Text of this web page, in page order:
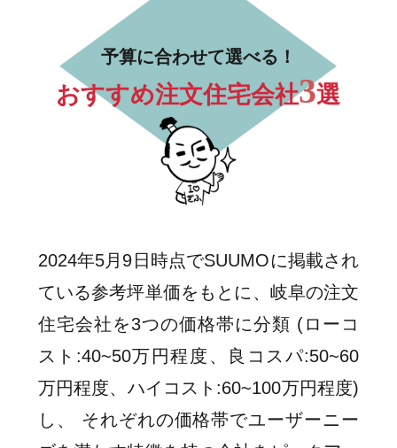
予算に合わせて選べる！
おすすめ注文住宅会社3選
2024年5月9日時点でSUUMOに掲載され
ている参考坪単価をもとに、岐阜の注文
住宅会社を3つの価格帯に分類 (ローコ
スト:40~50万円程度、良コスパ:50~60
万円程度、ハイコスト:60~100万円程度)
し、 それぞれの価格帯でユーザーニー